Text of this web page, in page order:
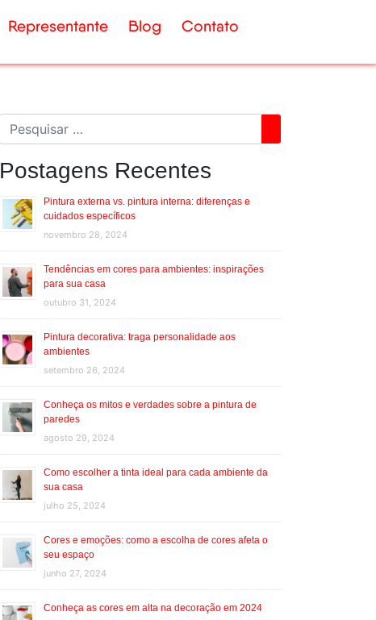
Representante Blog Contato
Postagens Recentes
Pintura externa vs. pintura interna: diferenças e
cuidados específicos
novembro 28, 2024
Tendências em cores para ambientes: inspirações
para sua casa
outubro 31, 2024
Pintura decorativa: traga personalidade aos
ambientes
setembro 26, 2024
Conheça os mitos e verdades sobre a pintura de
paredes
agosto 29, 2024
Como escolher a tinta ideal para cada ambiente da
sua casa
julho 25, 2024
Cores e emoções: como a escolha de cores afeta o
seu espaço
junho 27, 2024
Conheça as cores em alta na decoração em 2024